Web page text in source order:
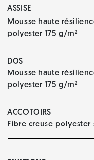
ASSISE
Mousse haute
polyester 175 g/m²
DOS
Mousse haute
polyester 175 g/m²
ACCOTOIRS
Fibre creuse polyester